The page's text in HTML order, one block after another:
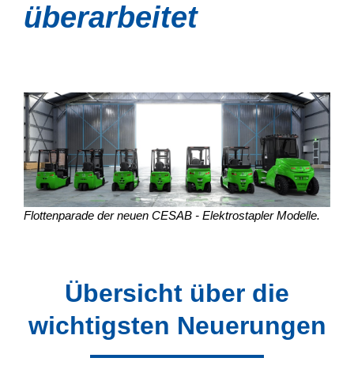
überarbeitet
Flottenparade der neuen CESAB - Elektrostapler Modelle.
Übersicht über die
wichtigsten Neuerungen